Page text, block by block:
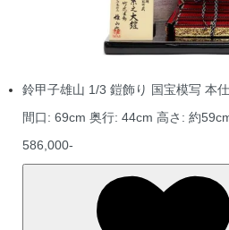
鈴甲子雄山 1/3 鎧飾り 国宝模写 本
間口: 69cm 奥行: 44cm 高さ: 約
586,000-